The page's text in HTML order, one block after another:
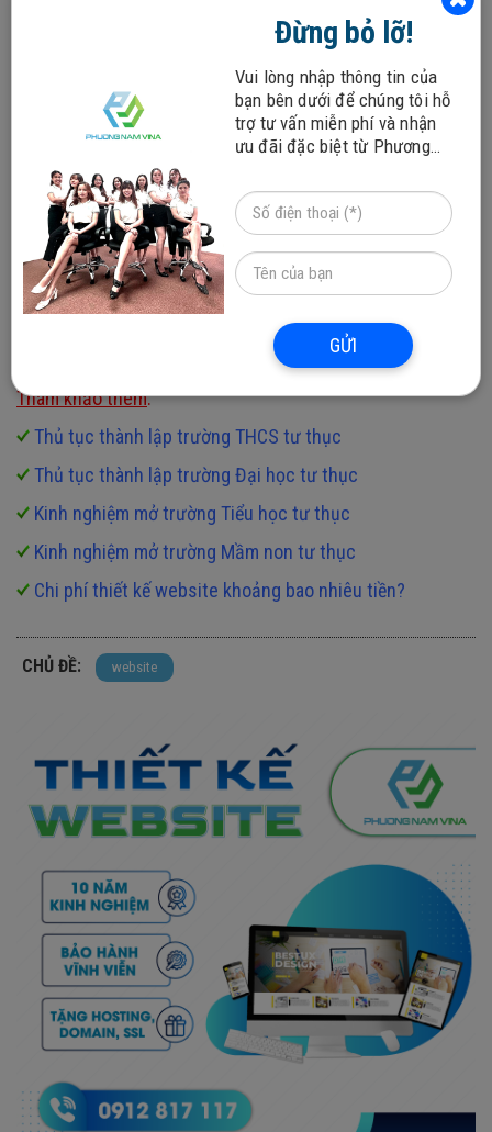
thời đại mà Internet đang bùng nổ như hiện nay, nhà
trường cũng cần phải có sự chuyển mình để thích ứng với
sự đổi mới, mà ở đây đó chính là đầu tư vào website
chuyên nghiệp. Hi vọng với những thông tin mà Phương
Nam Vina vừa chia sẻ sẽ giúp các bạn có cái nhìn chi tiết
website trường học cần những chức năng
để phục vụ tốt cho quá trình “trồng người”.
Nếu bạn đang có nhu cầu cần tìm địa chỉ uy tín cung cấp
dịch vụthiết kế website trường họcchuyên nghiệp, chất
lượng với chi phí hợp lý thì có thể liên hệ với công ty
Phương Nam Vina chúng tôi qua số Hotline:
để được hỗ trợ tư vấn thông tin
Tham khảo thêm:
Thủ tục thành lập trường THCS tư thục
Thủ tục thành lập trường Đại học tư thục
Kinh nghiệm mở trường Tiểu học tư thục
Kinh nghiệm mở trường Mầm non tư thục
Chi phí thiết kế website khoảng bao nhiêu tiền?
CHỦ ĐỀ: website
Đừng bỏ lỡ!
Vui lòng nhập thông tin của
bạn bên dưới để chúng tôi hỗ
trợ tư vấn miễn phí và nhận
ưu đãi đặc biệt từ Phương
GỬI